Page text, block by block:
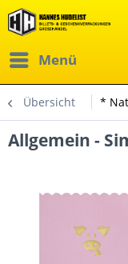
Menü
Übersicht *
Allgemein -